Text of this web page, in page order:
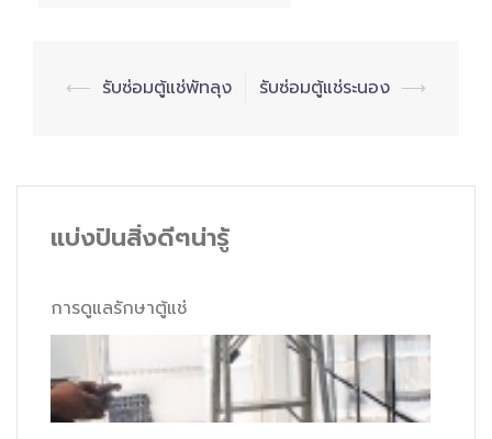
Post
⟵ รับซ่อมตู้แช่พัทลุง รับซ่อมตู้แช่ระนอง ⟶
แบ่งปันสิ่งดีๆน่ารู้
การดูแลรักษาตู้แช่